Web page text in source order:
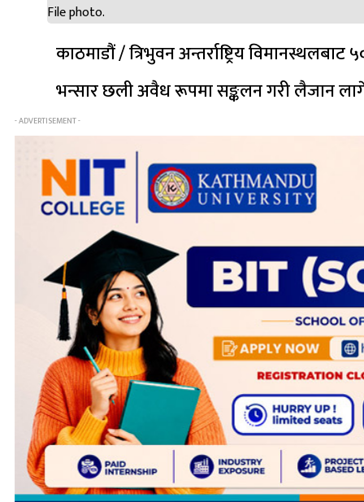
File photo.
काठमाडौं / त्रिभुवन अन्तर्राष्ट्रिय
भन्सार छली अवैध रूपमा सङ्कलन गरी लैजान
- ADVERTISEMENT -